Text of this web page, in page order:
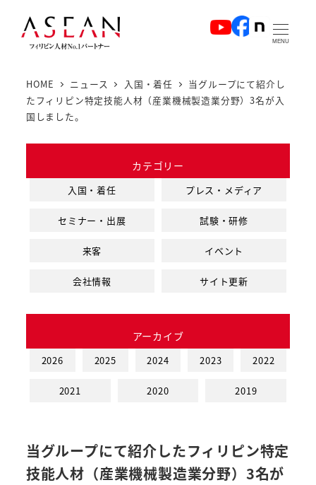
MENU
HOME ニュース 入国・着任
当グループにて紹介し
たフィリピン特定技能人材（産業機械製造業分野）3名が入
国しました。
カテゴリー
入国・着任 プレス・メディア
セミナー・出展 試験・研修
来客 イベント
会社情報 サイト更新
アーカイブ
2026 2025 2024 2023 2022
2021 2020 2019
当グループにて紹介したフィリピン特定
技能人材（産業機械製造業分野）3名が